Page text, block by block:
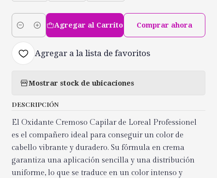
Cantidad
Agregar al Carrito Comprar ahora
Agregar a la lista de favoritos
Mostrar stock de ubicaciones
DESCRIPCIÓN
El Oxidante Cremoso Capilar de Loreal Professionel
es el compañero ideal para conseguir un color de
cabello vibrante y duradero. Su fórmula en crema
garantiza una aplicación sencilla y una distribución
uniforme, lo que se traduce en un color intenso y